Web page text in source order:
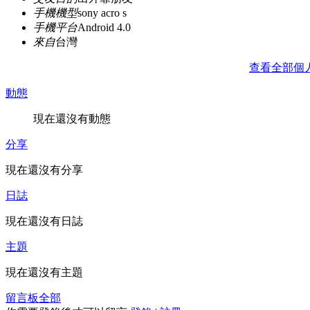
手機機型sony acro s
手機平台Android 4.0
來自台灣
查看全部個
動態
現在還沒有動態
分享
現在還沒有分享
日誌
現在還沒有日誌
主題
現在還沒有主題
留言板全部